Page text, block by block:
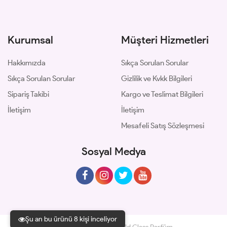
Şu an bu ürünü 8 kişi inceliyor
Kurumsal
Hakkımızda
Sıkça Sorulan Sorular
Sipariş Takibi
İletişim
Müşteri Hizmetleri
Sıkça Sorulan Sorular
Gizlilik ve Kvkk Bilgileri
Kargo ve Teslimat Bilgileri
İletişim
Mesafeli Satış Sözleşmesi
Sosyal Medya